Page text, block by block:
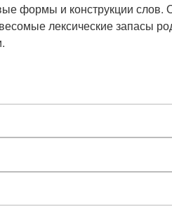
формы и конструкции слов.
лексические запасы